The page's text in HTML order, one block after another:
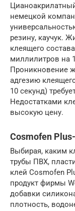
немецкой
резину, каучук.
клеящего
миллилитров на
Проникновение
адгезию
10 секунд)
Недостатками
высокую цену.
Cosmofen
Выбирая, каким
трубы ПВХ,
клей Cosmofen
продукт фирмы
добавки
плотность,